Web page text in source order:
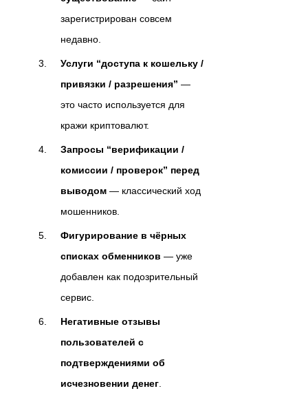
зарегистрирован совсем
недавно.
Услуги “доступа к кошельку /
привязки / разрешения” —
это часто используется для
кражи криптовалют.
Запросы “верификации /
комиссии / проверок” перед
выводом — классический ход
мошенников.
Фигурирование в чёрных
списках обменников — уже
добавлен как подозрительный
сервис.
Негативные отзывы
пользователей с
подтверждениями об
исчезновении денег